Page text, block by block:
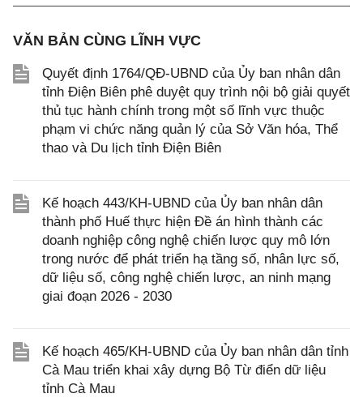
VĂN BẢN CÙNG LĨNH VỰC
Quyết định 1764/QĐ-UBND của Ủy ban nhân dân
tỉnh Điện Biên phê duyệt quy trình nội bộ giải quyết
thủ tục hành chính trong một số lĩnh vực thuộc
phạm vi chức năng quản lý của Sở Văn hóa, Thể
thao và Du lịch tỉnh Điện Biên
Kế hoạch 443/KH-UBND của Ủy ban nhân dân
thành phố Huế thực hiện Đề án hình thành các
doanh nghiệp công nghệ chiến lược quy mô lớn
trong nước để phát triển hạ tầng số, nhân lực số,
dữ liệu số, công nghệ chiến lược, an ninh mạng
giai đoạn 2026 - 2030
Kế hoạch 465/KH-UBND của Ủy ban nhân dân tỉnh
Cà Mau triển khai xây dựng Bộ Từ điển dữ liệu
tỉnh Cà Mau